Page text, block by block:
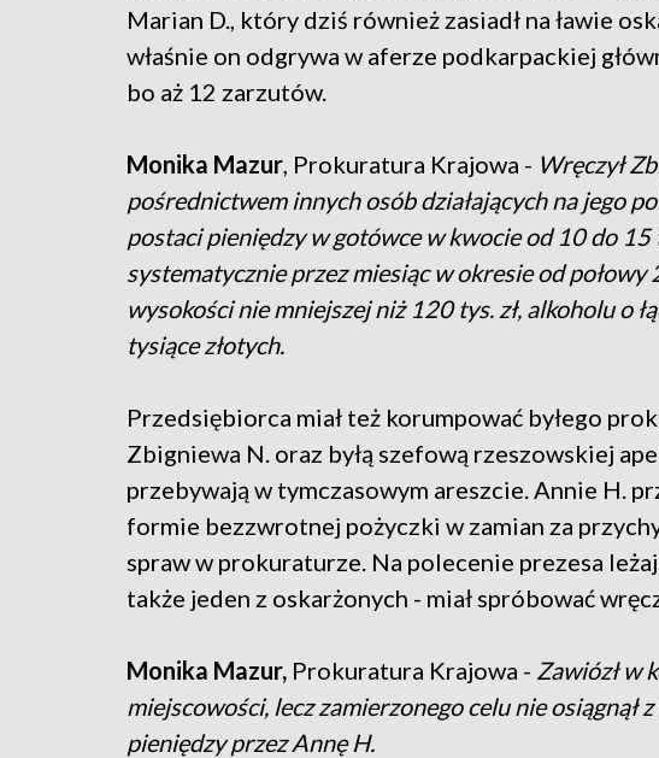
Marian D., który dziś również zasiadł na ławie
właśnie on odgrywa w aferze podkarpackiej
bo aż 12 zarzutów.
Monika Mazur , Prokuratura Krajowa - Wręczył
pośrednictwem innych osób działających na jego
postaci pieniędzy w gotówce w kwocie od 10 do 15
systematycznie przez miesiąc w okresie od
wysokości nie mniejszej niż 120 tys. zł, alkoholu o
tysiące złotych.
Przedsiębiorca miał też korumpować byłego
Zbigniewa N. oraz byłą szefową rzeszowskiej
przebywają w tymczasowym areszcie. Annie H.
formie bezzwrotnej pożyczki w zamian za
spraw w prokuraturze. Na polecenie prezesa
także jeden z oskarżonych - miał spróbować
Monika Mazur, Prokuratura Krajowa - Zawiózł w
miejscowości, lecz zamierzonego celu nie osiągnął
pieniędzy przez Annę H.